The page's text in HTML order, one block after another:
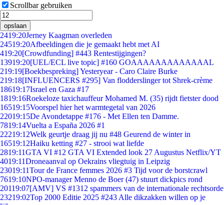
Scrollbar gebruiken
opslaan
2419:20Jerney Kaagman overleden
24519:20Afbeeldingen die je gemaakt hebt met AI
419:20[Crowdfunding] #443 Rentestijgingen?
13919:20[UEL/ECL live topic] #160 GOAAAAAAAAAAAAAL
219:19[Boekbespreking] Yesteryear - Caro Claire Burke
219:18[INFLUENCERS #295] Van flodderslinger tot Shrek-crème
18619:17Israel en Gaza #17
1819:16Roekeloze taxichauffeur Mohamed M. (35) rijdt fietster dood
16519:15Voorspel hier het warmtegetal van 2026
22019:15De Avondetappe #176 - Met Ellen ten Damme.
7819:14Vuelta a España 2026 #1
22219:12Welk geurtje draag jij nu #48 Geurend de winter in
16519:12Haiku ketting #27 - strooi wat liefde
2819:11GTA VI #12 GTA VI Extended look 27 Augustus Netflix/YT
4019:11Droneaanval op Oekrains vliegtuig in Leipzig
23019:11Tour de France femmes 2026 #3 Tijd voor de borstcrawl
7619:10NPO-manager Menno de Boer (47) stuurt dickpics rond
20119:07[AMV] VS #1312 spammers van de internationale rechtsorde
23219:02Top 2000 Editie 2025 #243 Alle dikzakken willen op je